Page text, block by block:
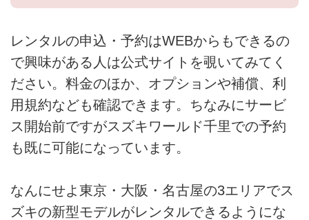
レンタルの申込・予約はWEBからもできるの
で興味がある人は公式サイトを覗いてみてく
ださい。料金のほか、オプションや補償、利
用規約なども確認できます。ちなみにサービ
ス開始前ですがスズキワールド千里での予約
も既に可能になっています。
なんにせよ東京・大阪・名古屋の3エリアでス
ズキの新型モデルがレンタルできるようにな